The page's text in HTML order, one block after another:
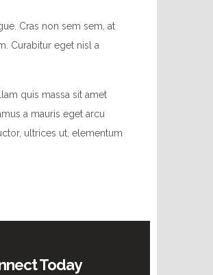
Cras non sem sem, at
Curabitur eget nisl a
quis massa sit amet
a mauris eget arcu
ultrices ut, elementum
Today